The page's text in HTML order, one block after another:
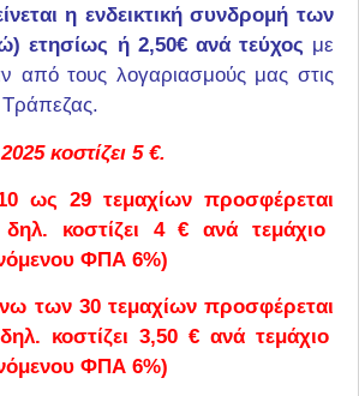
η ενδεικτική συνδρομή των
ετησίως ή 2,50€ ανά τεύχος με
από τους λογαριασμούς μας στις
κοστίζει 5 €.
ως 29 τεμαχίων προσφέρεται
δηλ. κοστίζει 4 € ανά τεμάχιο
ΦΠΑ 6%)
των 30 τεμαχίων προσφέρεται
δηλ. κοστίζει 3,50 € ανά τεμάχιο
ΦΠΑ 6%)